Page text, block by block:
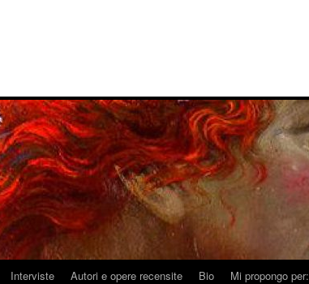
Interviste Autori e opere recensite Bio Mi propongo per: